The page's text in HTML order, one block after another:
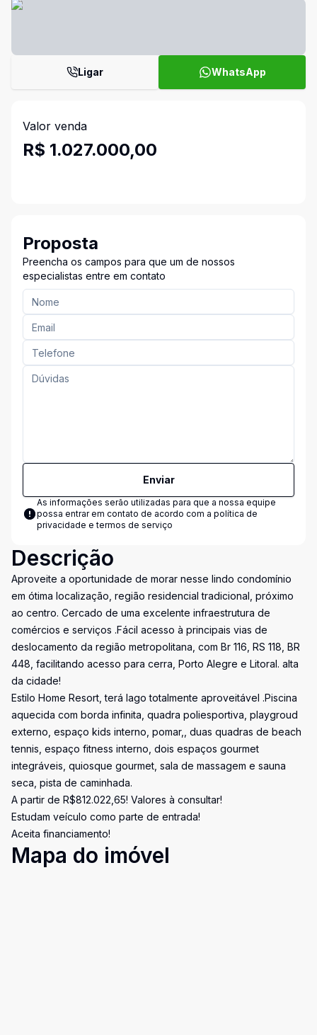
Ligar WhatsApp
Valor venda
R$ 1.027.000,00
Proposta
Preencha os campos para que um de nossos
especialistas entre em contato
Enviar
As informações serão utilizadas para que a nossa equipe
possa entrar em contato de acordo com a política de
privacidade e termos de serviço
Descrição
Aproveite a oportunidade de morar nesse lindo condomínio
em ótima localização, região residencial tradicional, próximo
ao centro. Cercado de uma excelente infraestrutura de
comércios e serviços .Fácil acesso à principais vias de
deslocamento da região metropolitana, com Br 116, RS 118, BR
448, facilitando acesso para cerra, Porto Alegre e Litoral. alta
da cidade!
Estilo Home Resort, terá lago totalmente aproveitável .Piscina
aquecida com borda infinita, quadra poliesportiva, playgroud
externo, espaço kids interno, pomar,, duas quadras de beach
tennis, espaço fitness interno, dois espaços gourmet
integráveis, quiosque gourmet, sala de massagem e sauna
seca, pista de caminhada.
A partir de R$812.022,65! Valores à consultar!
Estudam veículo como parte de entrada!
Aceita financiamento!
Mapa do imóvel